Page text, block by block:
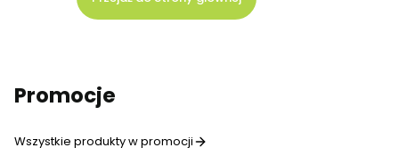
Promocje
Wszystkie produkty w promocji